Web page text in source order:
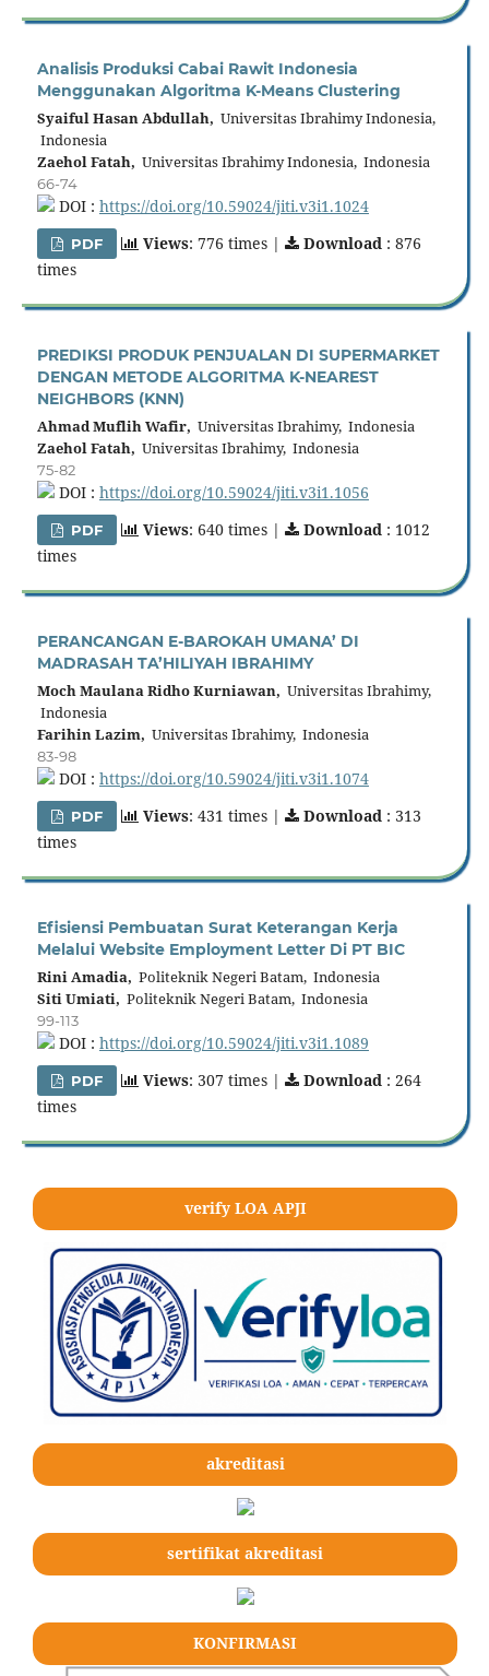
Analisis Produksi Cabai Rawit Indonesia
Menggunakan Algoritma K-Means Clustering
Syaiful Hasan Abdullah, Universitas Ibrahimy Indonesia,
Indonesia
Zaehol Fatah, Universitas Ibrahimy Indonesia, Indonesia
66-74
DOI : https://doi.org/10.59024/jiti.v3i1.1024
PDF Views: 776 times | Download : 876
times
PREDIKSI PRODUK PENJUALAN DI SUPERMARKET
DENGAN METODE ALGORITMA K-NEAREST
NEIGHBORS (KNN)
Ahmad Muflih Wafir, Universitas Ibrahimy, Indonesia
Zaehol Fatah, Universitas Ibrahimy, Indonesia
75-82
DOI : https://doi.org/10.59024/jiti.v3i1.1056
PDF Views: 640 times | Download : 1012
times
PERANCANGAN E-BAROKAH UMANA’ DI
MADRASAH TA’HILIYAH IBRAHIMY
Moch Maulana Ridho Kurniawan, Universitas Ibrahimy,
Indonesia
Farihin Lazim, Universitas Ibrahimy, Indonesia
83-98
DOI : https://doi.org/10.59024/jiti.v3i1.1074
PDF Views: 431 times | Download : 313
times
Efisiensi Pembuatan Surat Keterangan Kerja
Melalui Website Employment Letter Di PT BIC
Rini Amadia, Politeknik Negeri Batam, Indonesia
Siti Umiati, Politeknik Negeri Batam, Indonesia
99-113
DOI : https://doi.org/10.59024/jiti.v3i1.1089
PDF Views: 307 times | Download : 264
times
verify LOA APJI
akreditasi
sertifikat akreditasi
KONFIRMASI